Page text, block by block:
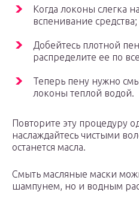
Когда локоны слегка
вспенивание средства;
Добейтесь плотной
распределите ее по
Теперь пену нужно
локоны теплой водой.
Повторите эту процедуру
наслаждайтесь чистыми
останется масла.
Смыть масляные маски
шампунем, но и водным